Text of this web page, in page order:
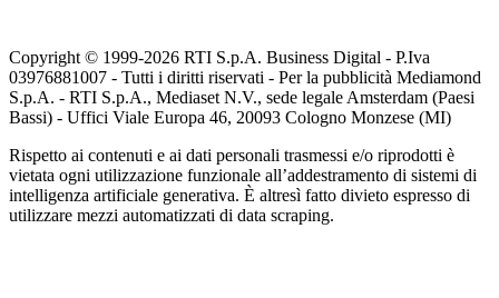
Copyright © 1999-2026 RTI S.p.A. Business Digital - P.Iva
03976881007 - Tutti i diritti riservati - Per la pubblicità Mediamond
S.p.A. - RTI S.p.A., Mediaset N.V., sede legale Amsterdam (Paesi
Bassi) - Uffici Viale Europa 46, 20093 Cologno Monzese (MI)
Rispetto ai contenuti e ai dati personali trasmessi e/o riprodotti è
vietata ogni utilizzazione funzionale all’addestramento di sistemi di
intelligenza artificiale generativa. È altresì fatto divieto espresso di
utilizzare mezzi automatizzati di data scraping.